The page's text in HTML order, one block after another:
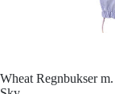
Wheat Regnbukser